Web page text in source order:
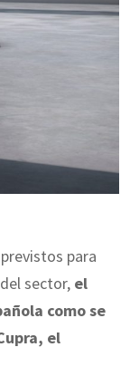
previstos para
sector, el
como se
el